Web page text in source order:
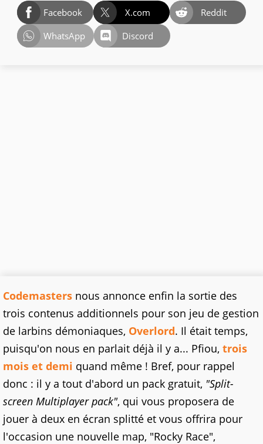
Facebook X.com
Reddit
WhatsApp
Discord
Codemasters nous annonce enfin la sortie des
trois contenus additionnels pour son jeu de gestion
de larbins démoniaques, Overlord. Il était temps,
puisqu'on nous en parlait déjà il y a... Pfiou, trois
mois et demi quand même ! Bref, pour rappel
donc : il y a tout d'abord un pack gratuit, "Split-
screen Multiplayer pack", qui vous proposera de
jouer à deux en écran splitté et vous offrira pour
l'occasion une nouvelle map, "Rocky Race",